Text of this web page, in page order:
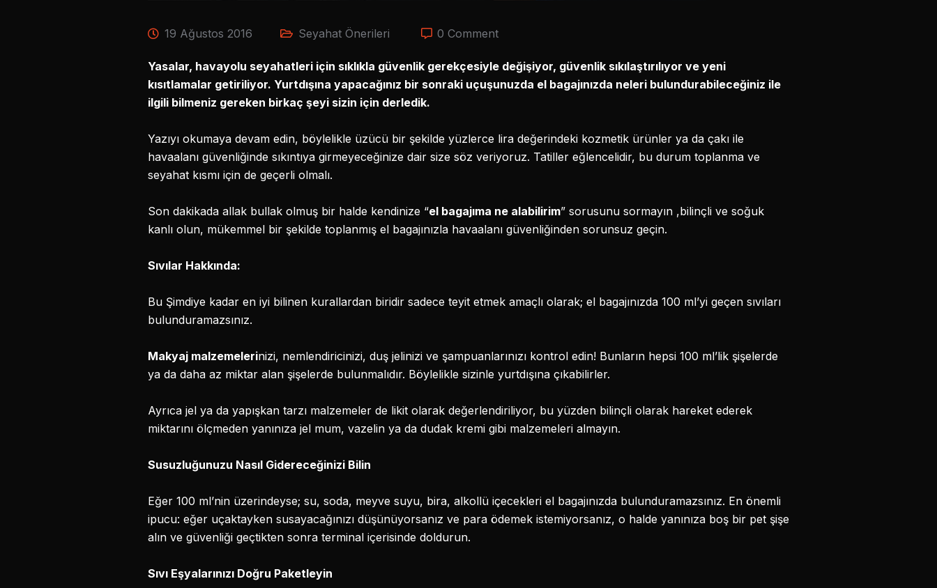
19 Ağustos 2016 Seyahat Önerileri 0 Comment
Yasalar, havayolu seyahatleri için sıklıkla güvenlik gerekçesiyle değişiyor, güvenlik sıkılaştırılıyor ve yeni
kısıtlamalar getiriliyor. Yurtdışına yapacağınız bir sonraki uçuşunuzda el bagajınızda neleri bulundurabileceğiniz ile
ilgili bilmeniz gereken birkaç şeyi sizin için derledik.
Yazıyı okumaya devam edin, böylelikle üzücü bir şekilde yüzlerce lira değerindeki kozmetik ürünler ya da çakı ile
havaalanı güvenliğinde sıkıntıya girmeyeceğinize dair size söz veriyoruz. Tatiller eğlencelidir, bu durum toplanma ve
seyahat kısmı için de geçerli olmalı.
Son dakikada allak bullak olmuş bir halde kendinize “el bagajıma ne alabilirim” sorusunu sormayın ,bilinçli ve soğuk
kanlı olun, mükemmel bir şekilde toplanmış el bagajınızla havaalanı güvenliğinden sorunsuz geçin.
Sıvılar Hakkında:
Bu Şimdiye kadar en iyi bilinen kurallardan biridir sadece teyit etmek amaçlı olarak; el bagajınızda 100 ml’yi geçen sıvıları
bulunduramazsınız.
Makyaj malzemelerinizi, nemlendiricinizi, duş jelinizi ve şampuanlarınızı kontrol edin! Bunların hepsi 100 ml’lik şişelerde
ya da daha az miktar alan şişelerde bulunmalıdır. Böylelikle sizinle yurtdışına çıkabilirler.
Ayrıca jel ya da yapışkan tarzı malzemeler de likit olarak değerlendiriliyor, bu yüzden bilinçli olarak hareket ederek
miktarını ölçmeden yanınıza jel mum, vazelin ya da dudak kremi gibi malzemeleri almayın.
Susuzluğunuzu Nasıl Gidereceğinizi Bilin
Eğer 100 ml’nin üzerindeyse; su, soda, meyve suyu, bira, alkollü içecekleri el bagajınızda bulunduramazsınız. En önemli
ipucu: eğer uçaktayken susayacağınızı düşünüyorsanız ve para ödemek istemiyorsanız, o halde yanınıza boş bir pet şişe
alın ve güvenliği geçtikten sonra terminal içerisinde doldurun.
Sıvı Eşyalarınızı Doğru Paketleyin